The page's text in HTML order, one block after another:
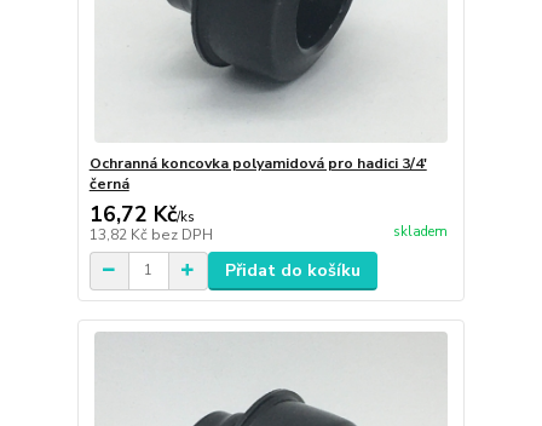
Ochranná koncovka polyamidová pro hadici 3/4'
černá
16,72 Kč/ks
13,82 Kč bez DPH skladem
Přidat do košíku